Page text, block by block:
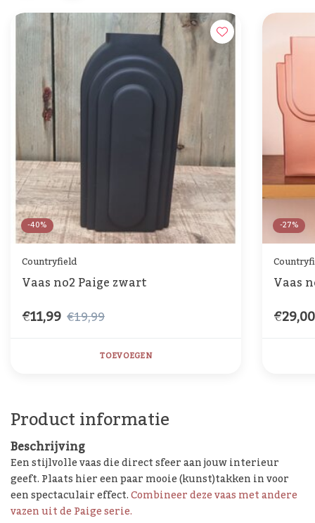
-40%
Countryfield
Vaas no2 Paige zwart
€11,99 €19,99
TOEVOEGEN
-27%
Vaas
€29,00
Product informatie
Beschrijving
Een stijlvolle vaas die direct sfeer aan jouw interieur
geeft. Plaats hier een paar mooie (kunst)takken in voor
een spectaculair effect.Combineer deze vaas met andere
vazen uit de Paige serie.